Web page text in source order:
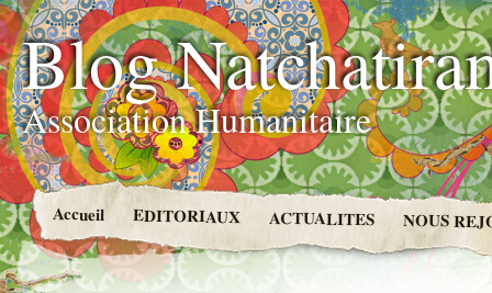
Blog
Association Humanitaire
Accueil EDITORIAUX ACTUALITES NOUS